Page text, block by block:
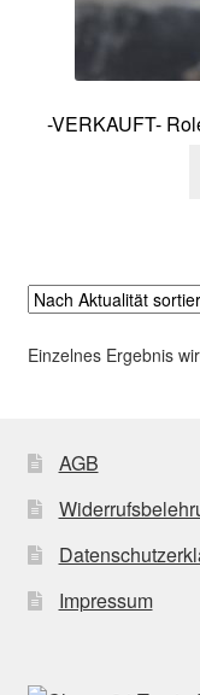
Kontakt
-VERKAUFT-
Einzelnes Ergebnis
AGB
Impressum